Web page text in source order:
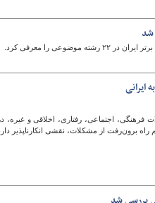
را معرفی کرد.
ایرانی
فرهنگی، اجتماعی، رفتاری، اخلاقی و
برون‌رفت از مشکلات، نقشی انکارناپذیر